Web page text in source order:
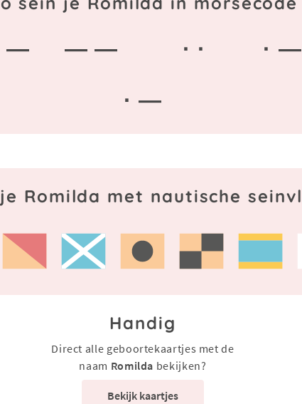
— — — · · · —
· —
Romilda met nautische
Handig
Direct alle geboortekaartjes met de
naam Romilda bekijken?
Bekijk kaartjes